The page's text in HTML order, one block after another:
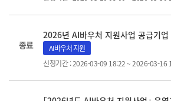
종료
AI바우처 지원
신청기간 : 2026-03-09 18:22 ~ 2026-03-16